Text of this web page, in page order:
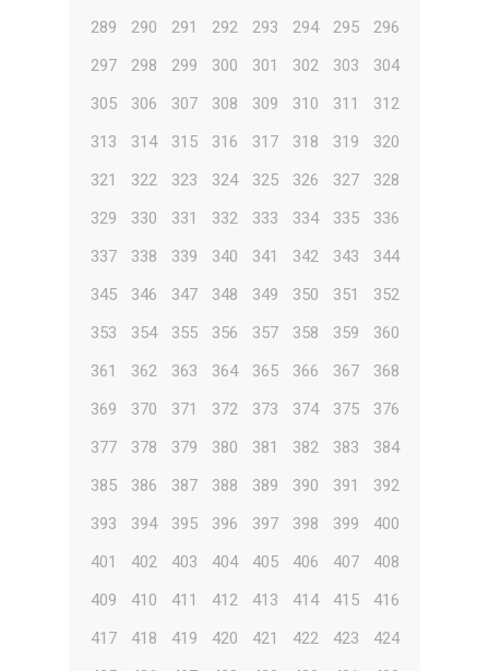
289
290 291 292 293 294 295
296
297
298 299 300 301 302 303
304
305
306 307 308 309 310 311
312
313
314 315 316 317 318 319
320
321
322 323 324 325 326 327
328
329
330 331 332 333 334 335
336
337
338 339 340 341 342 343
344
345
346 347 348 349 350 351
352
353
354 355 356 357 358 359
360
361
362 363 364 365 366 367
368
369
370 371 372 373 374 375
376
377
378 379 380 381 382 383
384
385
386 387 388 389 390 391
392
393
394 395 396 397 398 399
400
401
402 403 404 405 406 407
408
409
410 411 412 413 414 415
416
417
418 419 420 421 422 423
424